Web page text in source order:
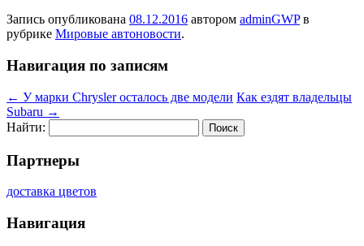
Запись опубликована 08.12.2016 автором adminGWPв
рубрике Мировые автоновости.
Навигация по записям
← У марки Chrysler осталось две модели Как ездят владельцы
Subaru →
Найти:
Партнеры
доставка цветов
Навигация